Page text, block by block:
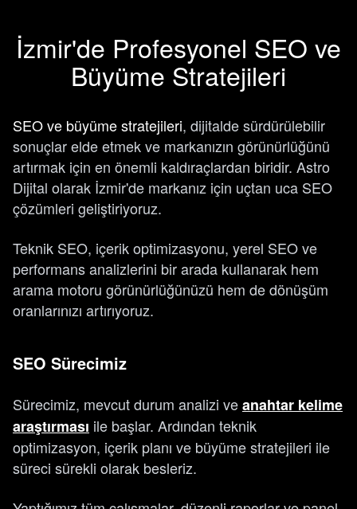
İzmir'de Profesyonel SEO ve
Büyüme Stratejileri
SEO ve büyüme stratejileri, dijitalde sürdürülebilir
sonuçlar elde etmek ve markanızın görünürlüğünü
artırmak için en önemli kaldıraçlardan biridir. Astro
Dijital olarak İzmir'de markanız için uçtan uca SEO
çözümleri geliştiriyoruz.
Teknik SEO, içerik optimizasyonu, yerel SEO ve
performans analizlerini bir arada kullanarak hem
arama motoru görünürlüğünüzü hem de dönüşüm
oranlarınızı artırıyoruz.
SEO Sürecimiz
Sürecimiz, mevcut durum analizi veanahtar kelime
araştırması ile başlar. Ardından teknik
optimizasyon, içerik planı ve büyüme stratejileri ile
süreci sürekli olarak besleriz.